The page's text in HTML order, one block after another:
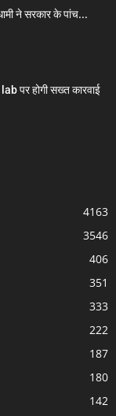
ने सरकार के पांच...
पर होगी सख्त कारवाई
4163
3546
406
351
333
222
187
180
142